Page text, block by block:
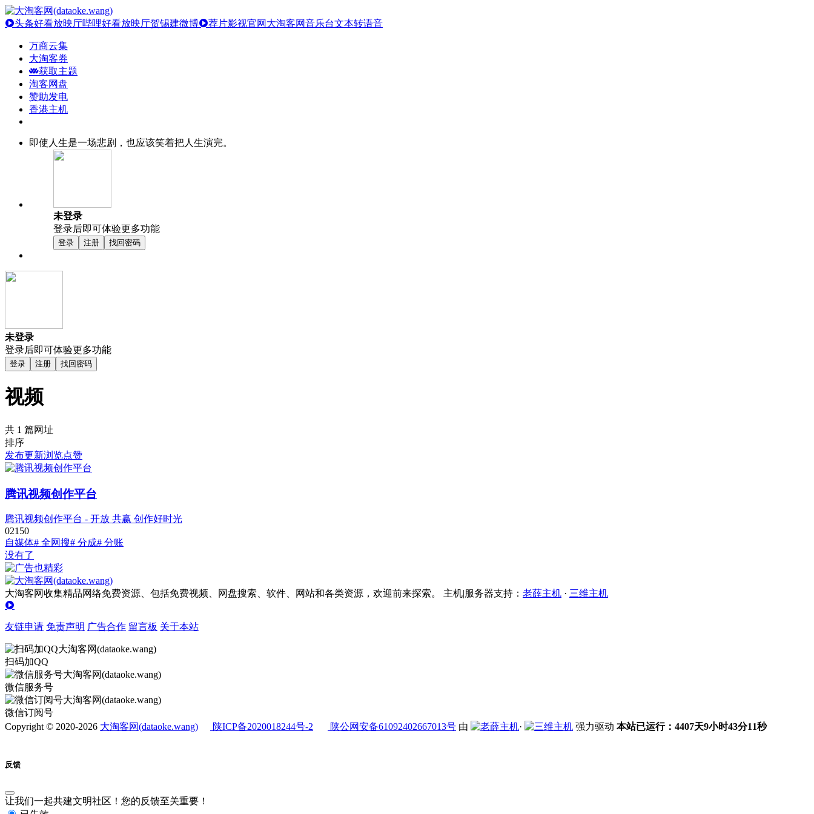
头条好看放映厅哔哩好看放映厅贺锡建微博 荐片影视官网 大淘客网音乐台文本转语音
万商云集
大淘客券
获取主题
淘客网盘
赞助发电
香港主机
即使人生是一场悲剧，也应该笑着把人生演完。
未登录
登录后即可体验更多功能
登录 注册 找回密码
未登录
登录后即可体验更多功能
登录 注册 找回密码
视频
共 1 篇网址
排序
发布更新浏览点赞
腾讯视频创作平台
腾讯视频创作平台 - 开放 共赢 创作好时光
02150
自媒体# 全网搜# 分成# 分账
没有了
大淘客网收集精品网络免费资源、包括免费视频、网盘搜索、软件、网站和各类资源，欢迎前来探索。 主机|服务器支持： 老薛主机 · 三维主机
友链申请 免责声明 广告合作 留言板 关于本站
扫码加QQ
微信服务号
微信订阅号
Copyright © 2020-2026 大淘客网(dataoke.wang) 陕ICP备2020018244号-2 陕公网安备61092402667013号 由 · 强力驱动 本站已运行：4407天9小时43分11秒
反馈
让我们一起共建文明社区！您的反馈至关重要！